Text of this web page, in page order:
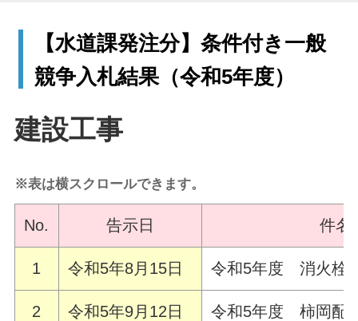
【水道課発注分】条件付き一般
競争入札結果（令和5年度）
建設工事
※表は横スクロールできます。
No. 告示日 件名
1 令和5年8月15日 令和5年度 消火栓
2 令和5年9月12日 令和5年度 柿岡配